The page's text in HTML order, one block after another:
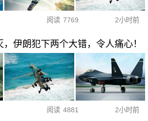
阅读 7769 2小时前
伊朗犯下两个大错，令人痛心！
阅读 4881 2小时前